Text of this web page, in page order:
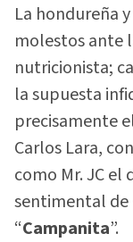
La hondureña
molestos ante
nutricionista;
la supuesta
precisamente
Carlos Lara,
como Mr. JC el
sentimental de
“Campanita”.